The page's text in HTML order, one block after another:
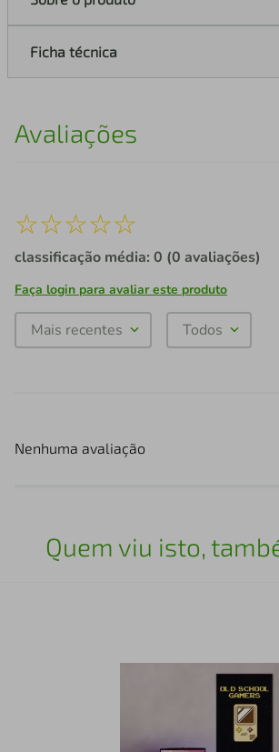
Ficha técnica
Avaliações
☆☆☆☆☆
classificação média: 0 (0 avaliações)
Faça login para avaliar este produto
Mais recentes Todos
Nenhuma avaliação
Quem viu isto,